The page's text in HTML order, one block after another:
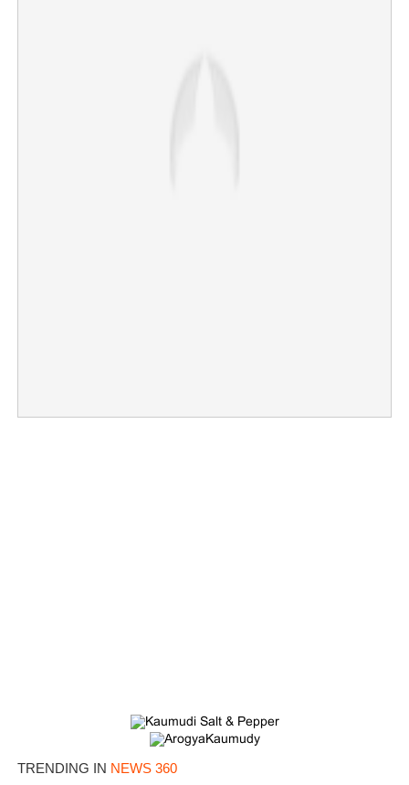
TRENDING IN NEWS 360